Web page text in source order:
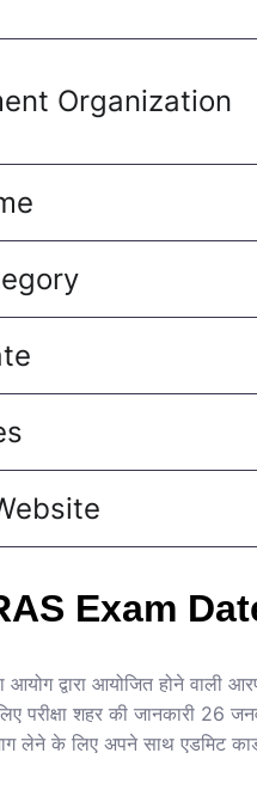
Organization
Exam
आयोग द्वारा आयोजित होने वाली
परीक्षा शहर की जानकारी 26
लेने के लिए अपने साथ एडमिट